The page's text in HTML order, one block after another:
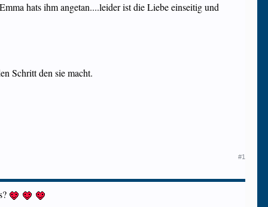
hats ihm angetan....leider ist die Liebe einseitig und
Schritt den sie macht.
#1